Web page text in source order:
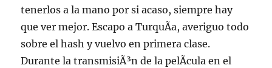
tenerlos a la mano por si acaso, siempre hay
que ver mejor. Escapo a TurquÃ­a, averiguo todo
sobre el hash y vuelvo en primera clase.
Durante la transmisiÃ³n de la pelÃ­cula en el